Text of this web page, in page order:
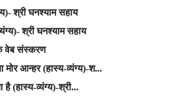
श्री घनश्याम सहाय
श्री घनश्याम सहाय
वेब संस्करण
मोर आन्हर (हास्य-व्यंग्य)-श...
है (हास्य-व्यंग्य)-श्री...